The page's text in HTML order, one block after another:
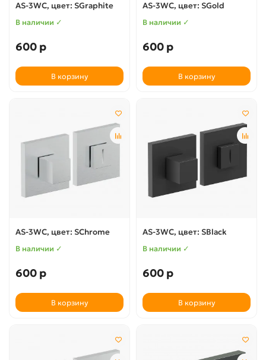
AS-3WC, цвет: SGraphite
В наличии ✓
600 р
В корзину
AS-3WC, цвет: SGold
В наличии ✓
600 р
В корзину
AS-3WC, цвет: SChrome
В наличии ✓
600 р
В корзину
AS-3WC, цвет: SBlack
В наличии ✓
600 р
В корзину